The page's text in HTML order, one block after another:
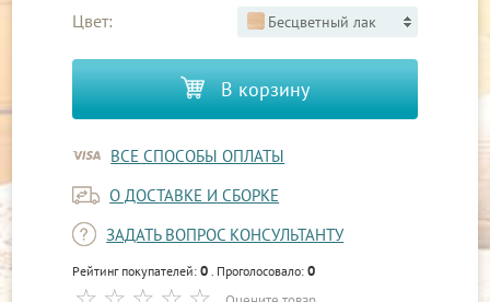
Цвет:
Бесцветный лак
В корзину
ВСЕ СПОСОБЫ ОПЛАТЫ
О ДОСТАВКЕ И СБОРКЕ
ЗАДАТЬ ВОПРОС КОНСУЛЬТАНТУ
Рейтинг покупателей:0 . Проголосовало:0